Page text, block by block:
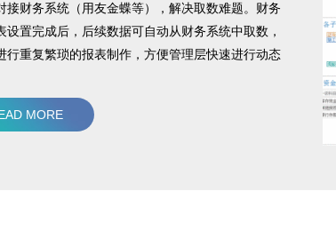
接财务系统（用友金蝶等），解决取数难题。财务
设置完成后，后续数据可自动从财务系统中取数，
行重复繁琐的报表制作，方便管理层快速进行动态
MORE